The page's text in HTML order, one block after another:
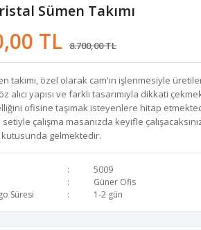
Sümen Takımı
TL 8.700,00 TL
takımı, özel olarak cam'ın işlenmesiyle
alıcı yapısı ve farklı tasarımıyla dikkati
ofisine taşımak isteyenlere hitap
çalışma masanızda keyifle
gelmektedir.
5009
Güner Ofis
Süresi
1-2 gün